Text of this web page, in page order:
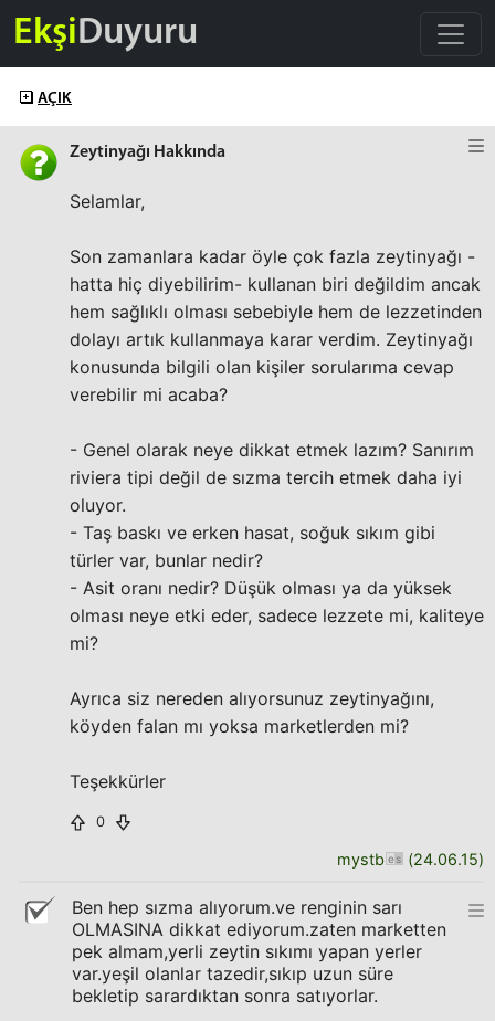
EkşiDuyuru
AÇIK
Zeytinyağı Hakkında
Selamlar,
Son zamanlara kadar öyle çok fazla zeytinyağı -
hatta hiç diyebilirim- kullanan biri değildim ancak
hem sağlıklı olması sebebiyle hem de lezzetinden
dolayı artık kullanmaya karar verdim. Zeytinyağı
konusunda bilgili olan kişiler sorularıma cevap
verebilir mi acaba?
- Genel olarak neye dikkat etmek lazım? Sanırım
riviera tipi değil de sızma tercih etmek daha iyi
oluyor.
- Taş baskı ve erken hasat, soğuk sıkım gibi
türler var, bunlar nedir?
- Asit oranı nedir? Düşük olması ya da yüksek
olması neye etki eder, sadece lezzete mi, kaliteye
mi?
Ayrıca siz nereden alıyorsunuz zeytinyağını,
köyden falan mı yoksa marketlerden mi?
Teşekkürler
0
mystb (24.06.15)
Ben hep sızma alıyorum.ve renginin sarı
OLMASINA dikkat ediyorum.zaten marketten
pek almam,yerli zeytin sıkımı yapan yerler
var.yeşil olanlar tazedir,sıkıp uzun süre
bekletip sarardıktan sonra satıyorlar.